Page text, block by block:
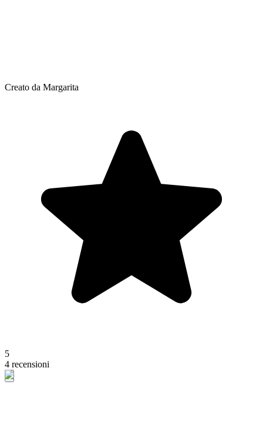
Creato da Margarita
5
4 recensioni